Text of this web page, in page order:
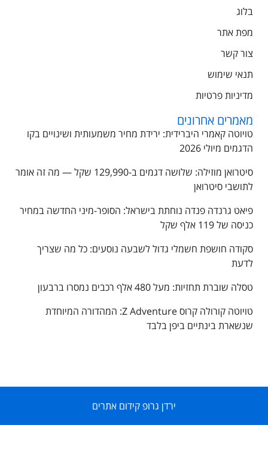
בלוג
מפת אתר
צור קשר
תנאי שימוש
מדיניות פרטיות
מאמרים אחרונים
טויוטה קאמרי היברידית: ירידת מחיר משמעותית ושינויים בקו
הדגמים מיולי 2026
סיטרואן מוזילה: שלושה דגמים ב-129,990 שקל — מה זה אומר
לתושבי סיטרואן
פיאט גרנדה פנדה נוחתת בישראל: הסופר-מיני החדשה במחיר
כניסה של 119 אלף שקל
סקודה חושפת חשמלי גדול לשבעה נוסעים: כל מה שצריך
לדעת
טסלה שוברת תחזיות: מעל 480 אלף רכבים נמסרו ברבעון
טויוטה קורולה קרוס Z Adventure: המהדורה המיוחדת
שנשארת בינתיים ביפן בלבד
ירדן גרופ קידום אתרים